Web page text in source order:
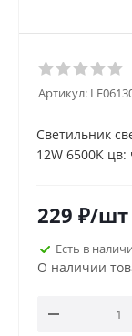
Артикул:
Светильник
12W 6500K
229 ₽/шт
Есть в
О наличии